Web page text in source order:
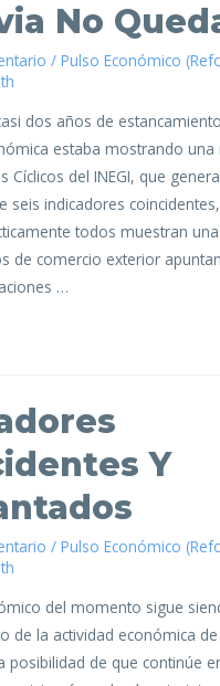
No
/Pulso Económico
dos años de
estaba mostrando una
Cíclicos del INEGI, que
seis indicadores
todos muestran
de comercio exterior
…
Y
/Pulso Económico
del momento sigue
de la actividad económica
posibilidad de que continúe